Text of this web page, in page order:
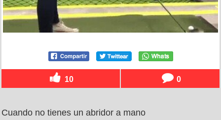
10 0
Cuando no tienes un abridor a mano